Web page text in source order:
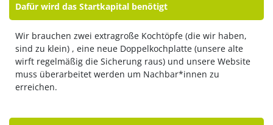
Dafür wird das Startkapital benötigt
Wir brauchen zwei extragroße Kochtöpfe (die wir haben,
sind zu klein) , eine neue Doppelkochplatte (unsere alte
wirft regelmäßig die Sicherung raus) und unsere Website
muss überarbeitet werden um Nachbar*innen zu
erreichen.